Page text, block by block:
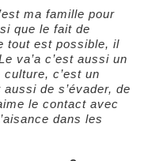
ma famille pour
que le fait de
tout est possible, il
va’a c’est aussi un
c’est un
de s’évader, de
le contact avec
dans les